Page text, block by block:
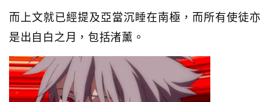
而上文就已經提及亞當沉睡在南極，而所有使徒亦
是出自白之月，包括渚薰。